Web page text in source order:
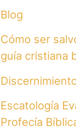
Blog
Cómo ser
guía cristiana
Escatología
Profecía